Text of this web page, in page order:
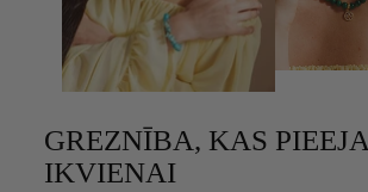
GREZNĪBA, KAS
IKVIENAI